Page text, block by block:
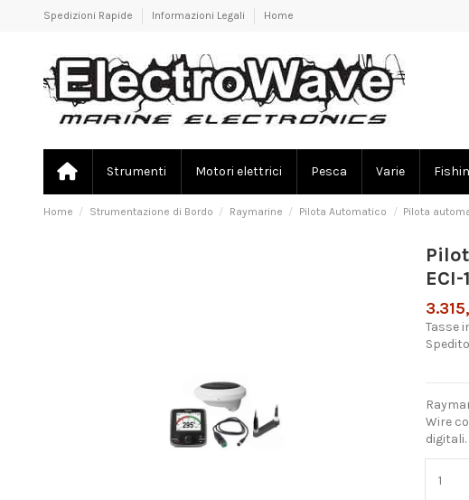
Spedizioni Rapide Informazioni Legali Home
Strumenti Motori elettrici Pesca Varie
Home Strumentazione di Bordo Raymarine Pilota Automatico Pilota
Tasse
Wire
digitali.